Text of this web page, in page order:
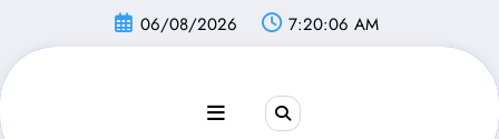
conteúdo
06/08/2026 7:20:07 AM